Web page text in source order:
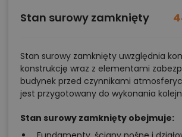
Stan surowy zamknięty
Stan surowy zamknięty uwzględnia
konstrukcję wraz z elementami
budynek przed czynnikami
jest przygotowany do wykonania
Stan surowy zamknięty obejmuje: